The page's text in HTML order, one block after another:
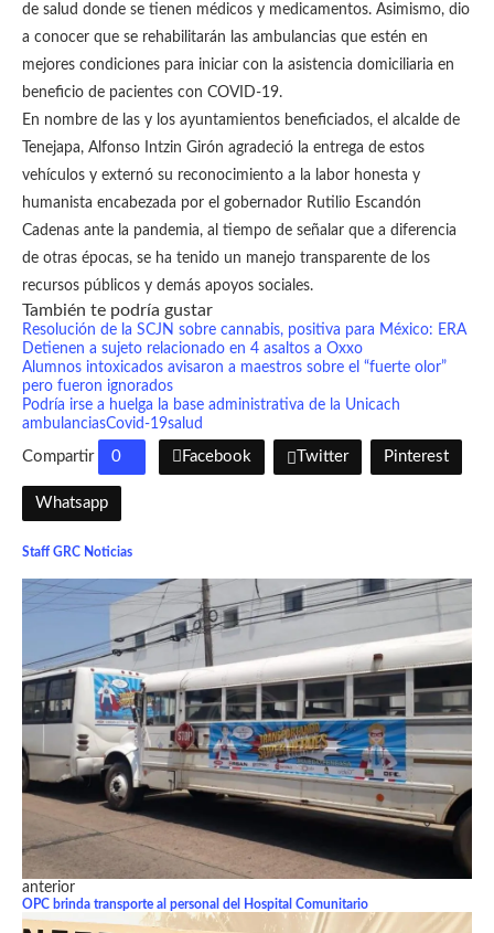
de salud donde se tienen médicos y medicamentos. Asimismo, dio
a conocer que se rehabilitarán las ambulancias que estén en
mejores condiciones para iniciar con la asistencia domiciliaria en
beneficio de pacientes con COVID-19.
En nombre de las y los ayuntamientos beneficiados, el alcalde de
Tenejapa, Alfonso Intzin Girón agradeció la entrega de estos
vehículos y externó su reconocimiento a la labor honesta y
humanista encabezada por el gobernador Rutilio Escandón
Cadenas ante la pandemia, al tiempo de señalar que a diferencia
de otras épocas, se ha tenido un manejo transparente de los
recursos públicos y demás apoyos sociales.
También te podría gustar
Resolución de la SCJN sobre cannabis, positiva para México: ERA
Detienen a sujeto relacionado en 4 asaltos a Oxxo
Alumnos intoxicados avisaron a maestros sobre el “fuerte olor”
pero fueron ignorados
Podría irse a huelga la base administrativa de la Unicach
ambulanciasCovid-19salud
Compartir 0 Facebook Twitter Pinterest
Whatsapp
Staff GRC Noticias
anterior
OPC brinda transporte al personal del Hospital Comunitario